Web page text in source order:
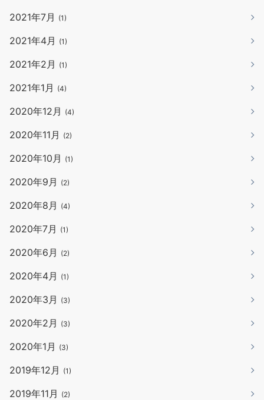
2021年7月 (1)
2021年4月 (1)
2021年2月 (1)
2021年1月 (4)
2020年12月 (4)
2020年11月 (2)
2020年10月 (1)
2020年9月 (2)
2020年8月 (4)
2020年7月 (1)
2020年6月 (2)
2020年4月 (1)
2020年3月 (3)
2020年2月 (3)
2020年1月 (3)
2019年12月 (1)
2019年11月 (2)